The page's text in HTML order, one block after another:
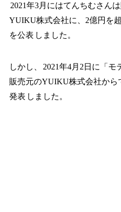
2021年3月にはてんちむさん
YUIKU株式会社に、2億円を
を公表 しました。
しかし、
2021年4月2日に「
販売元のYUIKU株式会社から
発表 しました。